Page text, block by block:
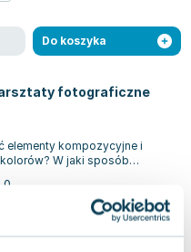
Do koszyka
fotograficzne
elementy kompozycyjne i
W jaki sposób
natury na fotografii?...